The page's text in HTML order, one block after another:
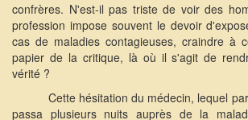
confrères. N'est-il pas triste de voir des
profession impose souvent le devoir
cas de maladies contagieuses, craindre à
papier de la critique, là où il s'agit de
vérité ?
Cette hésitation du médecin, lequel
passa plusieurs nuits auprès de la